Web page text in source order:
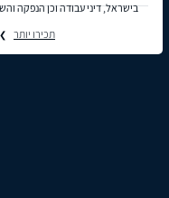
בישראל, דיני עבודה וכן הנפקה
תכירו יותר